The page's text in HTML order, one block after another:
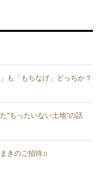
も「もちなげ」どっちか？
“もったいない土地”の話
きのご招待♫